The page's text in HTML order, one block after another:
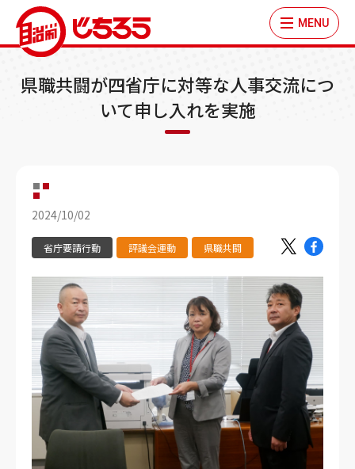
MENU
県職共闘が四省庁に対等な人事交流につ
いて申し入れを実施
2024/10/02
省庁要請行動 評議会運動 県職共闘